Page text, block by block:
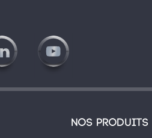
Nos produits